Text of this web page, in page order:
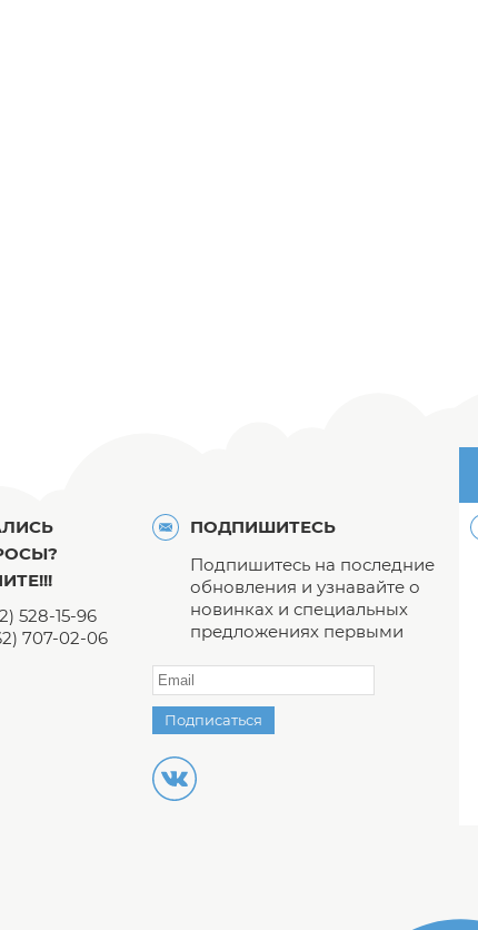
528-15-96
707-02-06
ПОДПИШИТЕСЬ
Подпишитесь на последние
обновления и узнавайте о
новинках и специальных
предложениях первыми
Подписаться